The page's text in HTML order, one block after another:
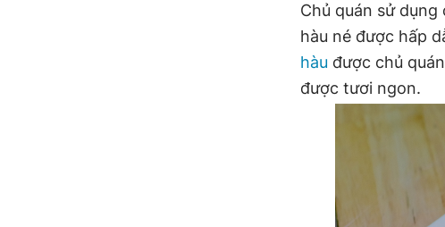
Chủ quán sử
hàu né được hấp
hàu được chủ
được tươi ngon.